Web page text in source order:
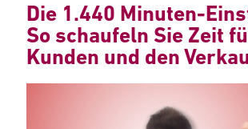
Die 1.440 Minuten-
So schaufeln Sie Zeit
Kunden und den